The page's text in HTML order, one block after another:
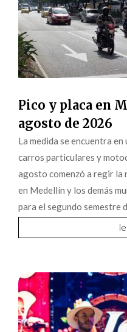
Pico y placa en
agosto de 2026
La medida se encuentra
carros particulares y
agosto comenzó a regir la
en Medellín y los demás
para el segundo semestre